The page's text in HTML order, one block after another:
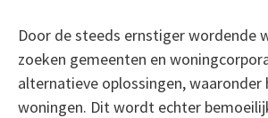
Door de steeds ernstiger wordende
zoeken gemeenten en
alternatieve oplossingen, waaronder
woningen. Dit wordt echter